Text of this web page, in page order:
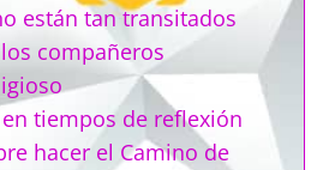
están tan transitados
compañeros
tiempos de reflexión
hacer el Camino de